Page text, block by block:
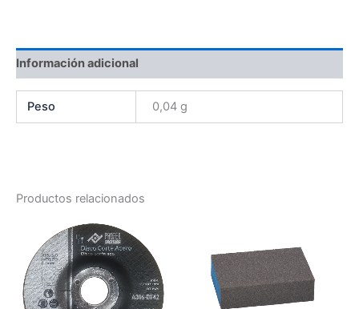
Información adicional
Peso 0,04 g
Productos relacionados